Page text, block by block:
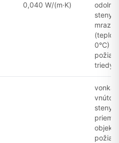
0,040 W/(m·K)
steny
0°C) s
triedy
steny v